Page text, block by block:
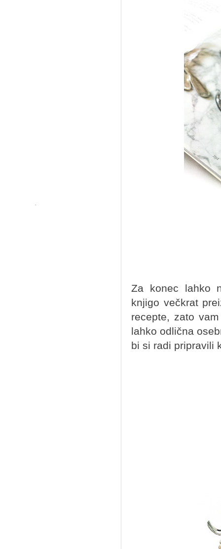
Za konec lahko
knjigo večkrat
recepte, zato
lahko odlična
bi si radi pripravili